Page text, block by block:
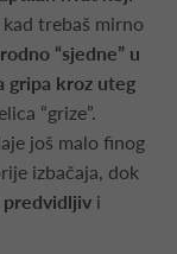
trebaš mirno
“sjedne” u
gripa kroz uteg
“grize”.
još malo finog
izbačaja, dok
predvidljiv i